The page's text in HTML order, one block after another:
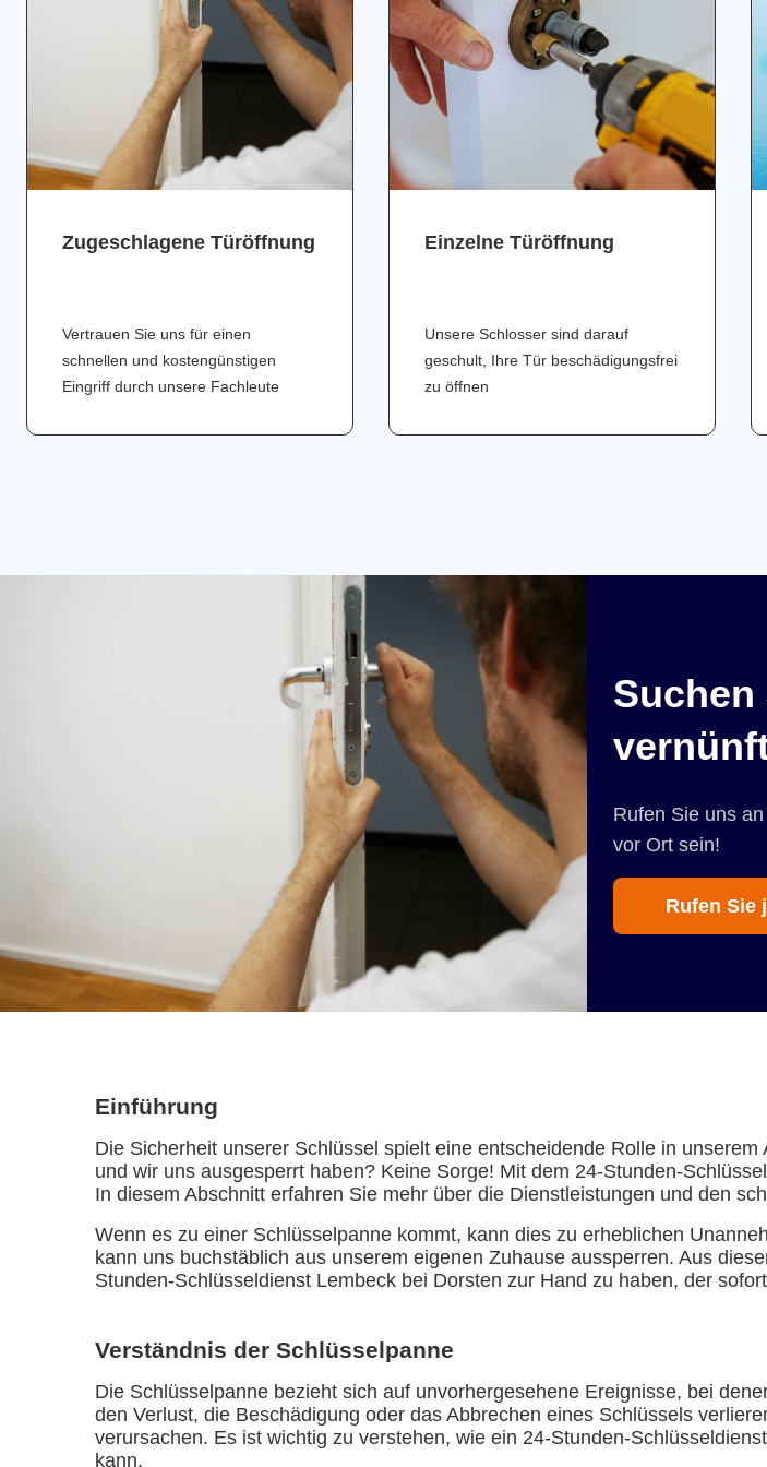
Zugeschlagene Türöffnung
Vertrauen Sie uns für einen
schnellen und kostengünstigen
Eingriff durch unsere Fachleute
Einzelne Türöffnung
Unsere Schlosser sind darauf
geschult, Ihre Tür beschädigungsfrei
zu öffnen
Rufen Sie uns
vor Ort sein!
Rufen Sie
Einführung
Die Sicherheit unserer Schlüssel spielt eine entscheidende Rolle in
und wir uns ausgesperrt haben? Keine Sorge! Mit dem 24-Stunden-
In diesem Abschnitt erfahren Sie mehr über die Dienstleistungen und den
Wenn es zu einer Schlüsselpanne kommt, kann dies zu erheblichen
kann uns buchstäblich aus unserem eigenen Zuhause aussperren. Aus
Stunden-Schlüsseldienst Lembeck bei Dorsten zur Hand zu haben, der
Verständnis der Schlüsselpanne
Die Schlüsselpanne bezieht sich auf unvorhergesehene Ereignisse, bei
den Verlust, die Beschädigung oder das Abbrechen eines Schlüssels
verursachen. Es ist wichtig zu verstehen, wie ein 24-Stunden-
kann.